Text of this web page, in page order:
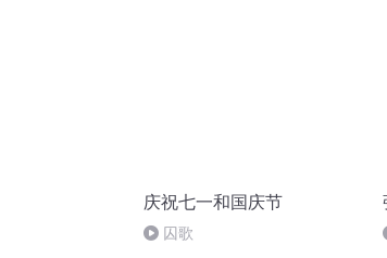
庆祝七一和国庆节
囚歌